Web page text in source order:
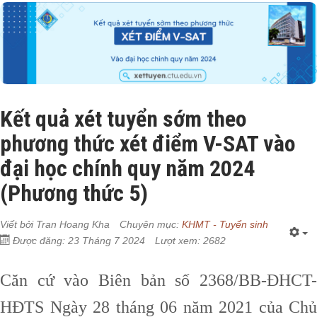
Kết quả xét tuyển sớm theo
phương thức xét điểm V-SAT vào
đại học chính quy năm 2024
(Phương thức 5)
Viết bởi Tran Hoang Kha Chuyên mục: KHMT - Tuyển sinh
Được đăng: 23 Tháng 7 2024
Lượt xem: 2682
Căn cứ vào Biên bản số 2368/BB-ĐHCT-
HĐTS Ngày 28 tháng 06 năm 2021 của Chủ